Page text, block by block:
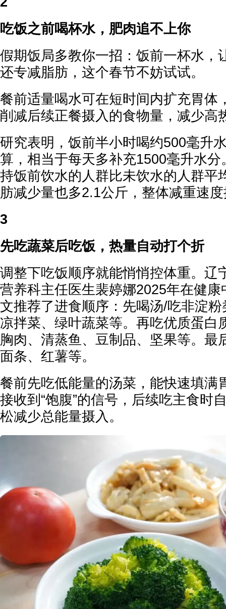
吃饭之前喝杯水，肥肉追不上你
假期饭局多教你一招：饭前一杯水，
还专减脂肪，这个春节不妨试试。
餐前适量喝水可在短时间内扩充胃体
削减后续正餐摄入的食物量，减少高
研究表明，饭前半小时喝约500毫升
算，相当于每天多补充1500毫升水
持饭前饮水的人群比未饮水的人群平
肪减少量也多2.1公斤，整体减重速
3
先吃蔬菜后吃饭，热量自动打个折
调整下吃饭顺序就能悄悄控体重。辽
营养科主任医生裴婷娜2025年在健
文推荐了进食顺序：先喝汤/吃非淀
凉拌菜、绿叶蔬菜等。再吃优质蛋白
胸肉、清蒸鱼、豆制品、坚果等。最
面条、红薯等。
餐前先吃低能量的汤菜，能快速填满
接收到“饱腹”的信号，后续吃主食时
松减少总能量摄入。